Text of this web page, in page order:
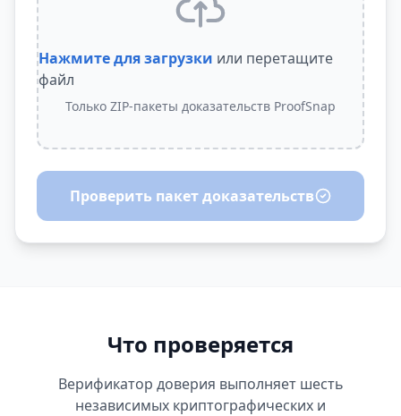
Нажмите для загрузки или перетащите
файл
Только ZIP-пакеты доказательств ProofSnap
Проверить пакет доказательств
Что проверяется
Верификатор доверия выполняет шесть
независимых криптографических и